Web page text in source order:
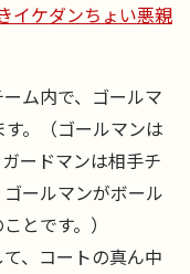
イケダンちょい悪親
ム内で、ゴールマ
。（ゴールマンは
ードマンは相手チ
ールマンがボール
とです。）
、コートの真ん中